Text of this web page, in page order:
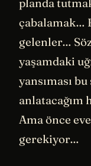
çabalamak…
gelenler…
yaşamdaki
yansıması
anlatacağım
Ama önce
gerekiyor…